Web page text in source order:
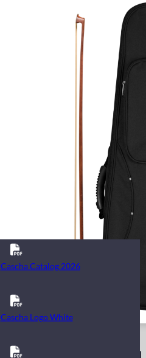
Cascha Catalog 2026
Cascha Logo White